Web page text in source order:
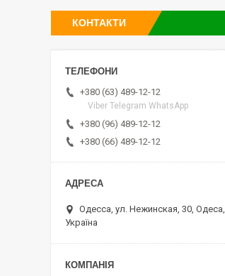
КОНТАКТИ
+380 (63) 489-12-12
Viber Telegram WhatsApp
+380 (96) 489-12-12
+380 (66) 489-12-12
Одесса, ул. Нежинская, 30, Одеса,
Україна